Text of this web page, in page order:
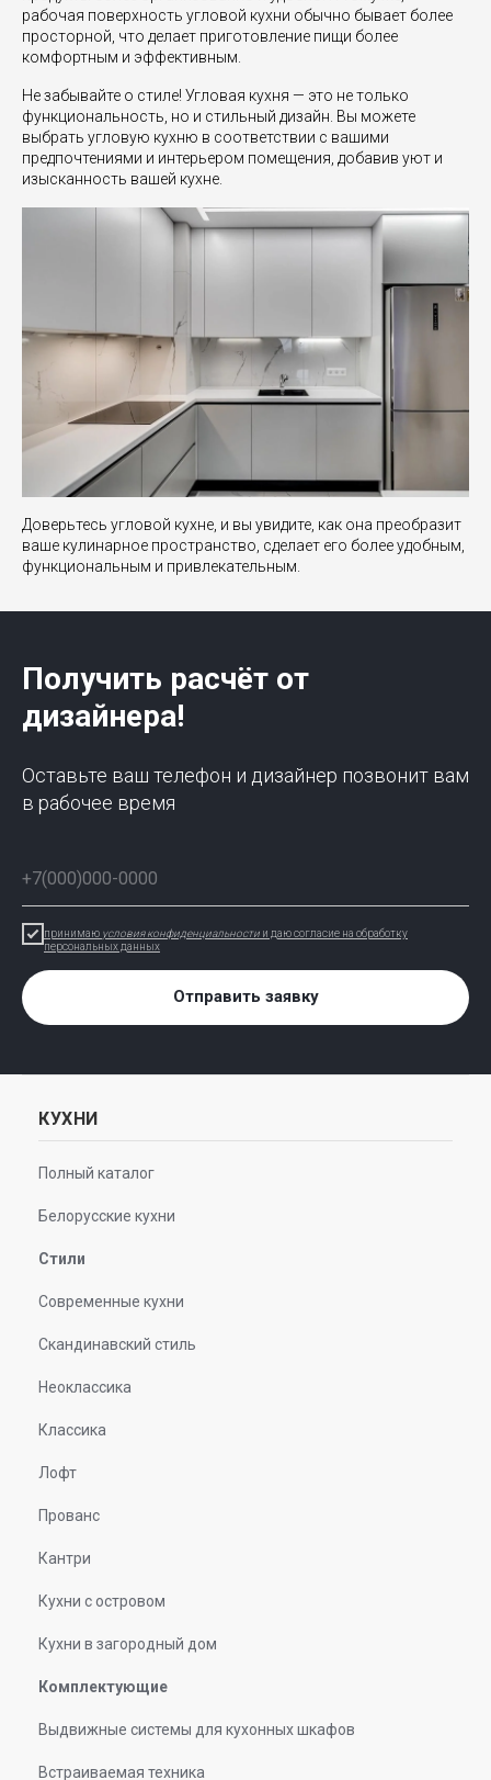
рабочая поверхность угловой кухни обычно бывает более
просторной, что делает приготовление пищи более
комфортным и эффективным.
Не забывайте о стиле! Угловая кухня — это не только
функциональность, но и стильный дизайн. Вы можете
выбрать угловую кухню в соответствии с вашими
предпочтениями и интерьером помещения, добавив уют и
изысканность вашей кухне.
Доверьтесь угловой кухне, и вы увидите, как она преобразит
ваше кулинарное пространство, сделает его более удобным,
функциональным и привлекательным.
Получить расчёт от
дизайнера!
Оставьте ваш телефон и дизайнер позвонит вам
в рабочее время
принимаю условия конфиденциальности и даю согласие на обработку
персональных данных
Отправить заявку
КУХНИ
Полный каталог
Белорусские кухни
Стили
Современные кухни
Скандинавский стиль
Неоклассика
Классика
Лофт
Прованс
Кантри
Кухни с островом
Кухни в загородный дом
Комплектующие
Выдвижные системы для кухонных шкафов
Встраиваемая техника